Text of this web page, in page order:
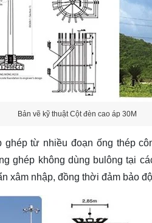
Bản vẽ kỹ thuật Cột đèn cao áp 30M
từ nhiều đoạn ống thép
ghép không dùng bulông tại
xâm nhập, đồng thời đảm bảo